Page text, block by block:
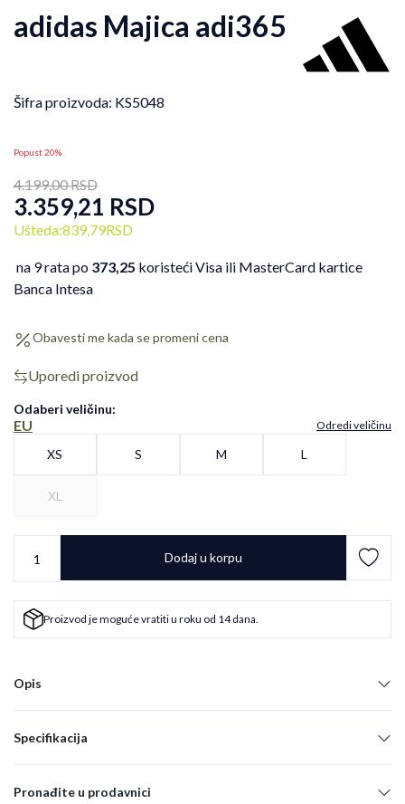
adidas Majica adi365
Šifra proizvoda: KS5048
Popust 20%
4.199,00RSD
3.359,21 RSD
Ušteda:839,79RSD
na 9 rata po 373,25 koristeći Visa ili MasterCard kartice
Banca Intesa
Obavesti me kada se promeni cena
Uporedi proizvod
Odaberi veličinu:
EU Odredi veličinu
XS S M L
XL
Dodaj u korpu
Proizvod je moguće vratiti u roku od 14 dana.
Opis
Specifikacija
Pronađite u prodavnici